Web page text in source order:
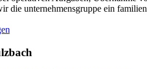
unternehmensgruppe ein